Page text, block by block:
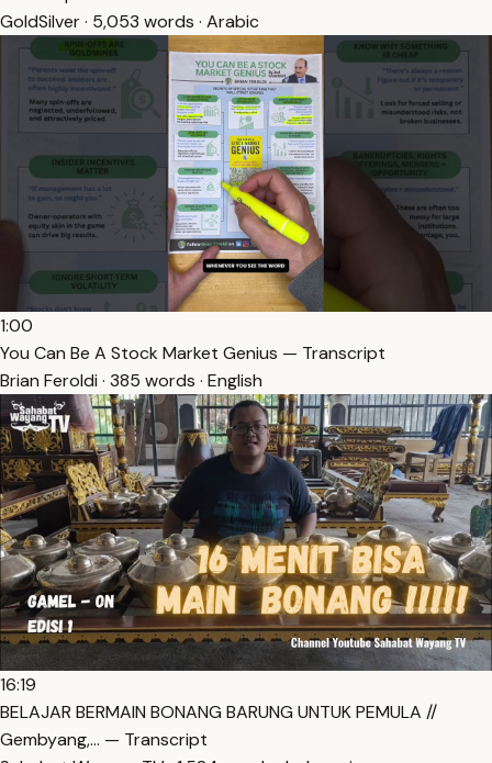
GoldSilver · 5,053 words · Arabic
1:00
You Can Be A Stock Market Genius — Transcript
Brian Feroldi · 385 words · English
16:19
BELAJAR BERMAIN BONANG BARUNG UNTUK PEMULA //
Gembyang,… — Transcript